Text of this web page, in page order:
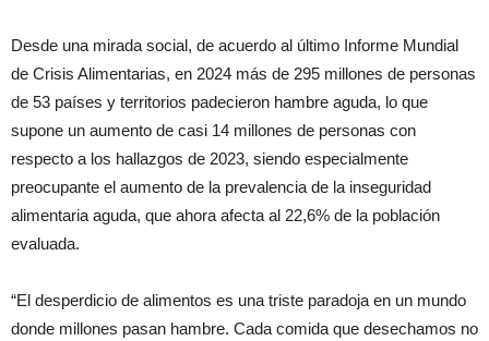
Desde una mirada social, de acuerdo al último Informe Mundial
de Crisis Alimentarias, en 2024 más de 295 millones de personas
de 53 países y territorios padecieron hambre aguda, lo que
supone un aumento de casi 14 millones de personas con
respecto a los hallazgos de 2023, siendo especialmente
preocupante el aumento de la prevalencia de la inseguridad
alimentaria aguda, que ahora afecta al 22,6% de la población
evaluada.
“El desperdicio de alimentos es una triste paradoja en un mundo
donde millones pasan hambre. Cada comida que desechamos no